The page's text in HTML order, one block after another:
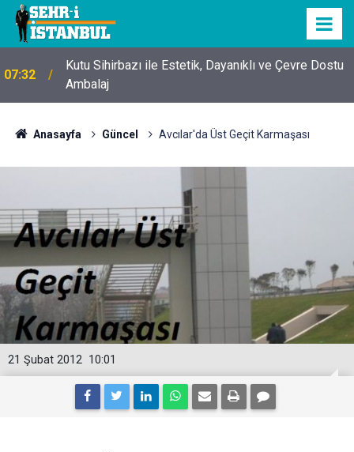
07:32
Kutu Sihirbazı ile Estetik, Dayanıklı ve Çevre Dostu
Ambalaj
Anasayfa Güncel Avcılar'da Üst Geçit Karmaşası
10:01
21 Şubat 2012